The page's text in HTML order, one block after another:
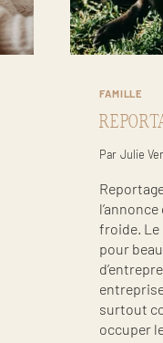
FAMILLE
Par Julie
froide. Le
pour
surtout
occuper